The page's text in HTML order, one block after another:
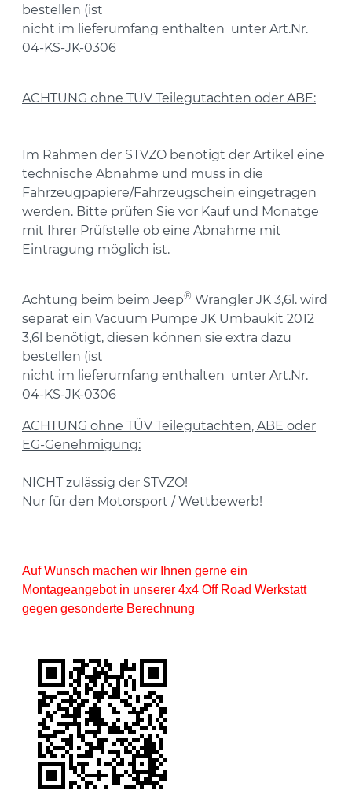
bestellen (ist
nicht im lieferumfang enthalten unter Art.Nr.
04-KS-JK-0306
ACHTUNG ohne TÜV Teilegutachten oder ABE:
Im Rahmen der STVZO benötigt der Artikel eine
technische Abnahme und muss in die
Fahrzeugpapiere/Fahrzeugschein eingetragen
werden. Bitte prüfen Sie vor Kauf und Monatge
mit Ihrer Prüfstelle ob eine Abnahme mit
Eintragung möglich ist.
Achtung beim beim Jeep® Wrangler JK 3,6l. wird
separat ein Vacuum Pumpe JK Umbaukit 2012
3,6l benötigt, diesen können sie extra dazu
bestellen (ist
nicht im lieferumfang enthalten unter Art.Nr.
04-KS-JK-0306
ACHTUNG ohne TÜV Teilegutachten, ABE oder
EG-Genehmigung:
NICHTzulässig der STVZO!
Nur für den Motorsport / Wettbewerb!
Auf Wunsch machen wir Ihnen gerne ein
Montageangebot in unserer 4x4 Off Road Werkstatt
gegen gesonderte Berechnung